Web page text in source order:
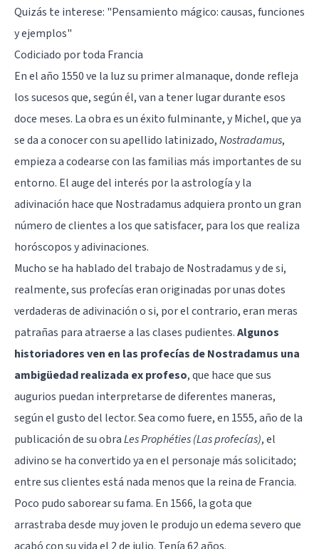
Quizás te interese: "Pensamiento mágico: causas, funciones
y ejemplos"
Codiciado por toda Francia
En el año 1550 ve la luz su primer almanaque, donde refleja
los sucesos que, según él, van a tener lugar durante esos
doce meses. La obra es un éxito fulminante, y Michel, que ya
se da a conocer con su apellido latinizado,Nostradamus,
empieza a codearse con las familias más importantes de su
entorno. El auge del interés por la astrología y la
adivinación hace que Nostradamus adquiera pronto un gran
número de clientes a los que satisfacer, para los que realiza
horóscopos y adivinaciones.
Mucho se ha hablado del trabajo de Nostradamus y de si,
realmente, sus profecías eran originadas por unas dotes
verdaderas de adivinación o si, por el contrario, eran meras
patrañas para atraerse a las clases pudientes.Algunos
historiadores ven en las profecías de Nostradamus una
ambigüedad realizada ex profeso, que hace que sus
augurios puedan interpretarse de diferentes maneras,
según el gusto del lector. Sea como fuere, en 1555, año de la
publicación de su obraLes Prophéties (Las profecías), el
adivino se ha convertido ya en el personaje más solicitado;
entre sus clientes está nada menos que la reina de Francia.
Poco pudo saborear su fama. En 1566, la gota que
arrastraba desde muy joven le produjo un edema severo que